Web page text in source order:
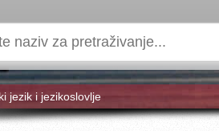
jezik i jezikoslovlje